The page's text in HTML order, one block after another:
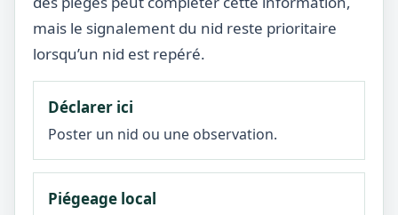
mais le signalement du nid reste prioritaire
lorsqu’un nid est repéré.
Déclarer ici
Poster un nid ou une observation.
Piégeage local